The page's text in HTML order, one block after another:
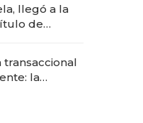
llegó a la
de
la